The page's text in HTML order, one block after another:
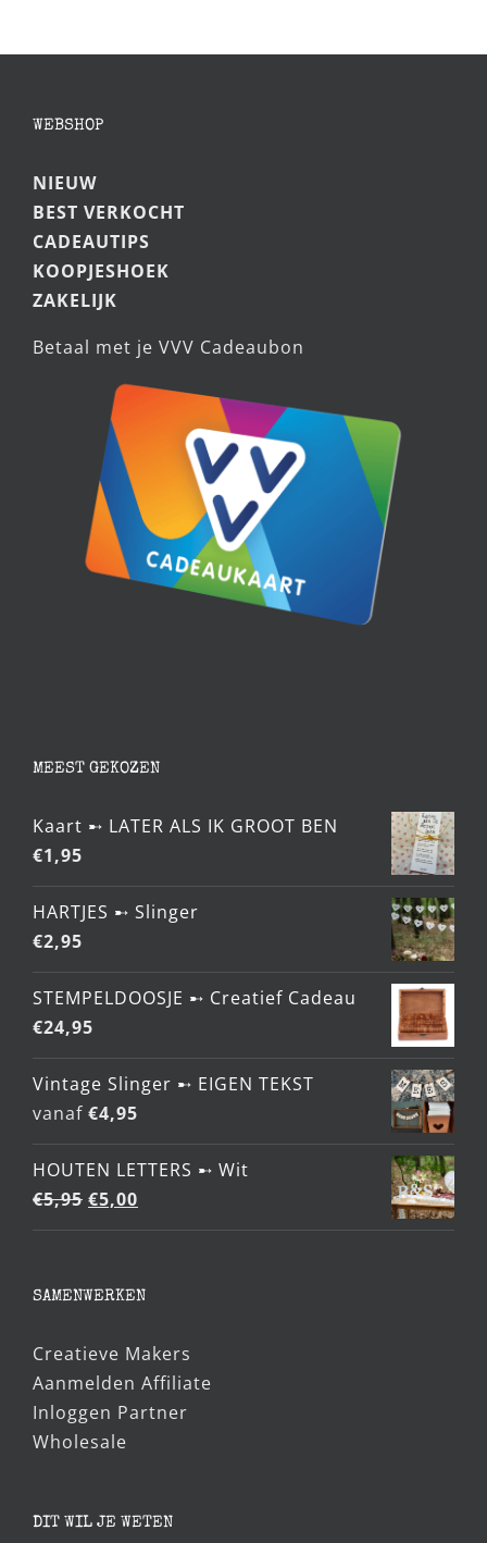
WEBSHOP
NIEUW
BEST VERKOCHT
CADEAUTIPS
KOOPJESHOEK
ZAKELIJK
Betaal met je VVV Cadeaubon
MEEST GEKOZEN
Kaart ➸ LATER ALS IK GROOT BEN
€1,95
HARTJES ➸ Slinger
€2,95
STEMPELDOOSJE ➸ Creatief Cadeau
€24,95
Vintage Slinger ➸ EIGEN TEKST
vanaf €4,95
HOUTEN LETTERS ➸ Wit
€5,95 Oorspronkelijke
prijs
€5,95.
€5,00
prijs
€5,00.
SAMENWERKEN
Creatieve Makers
Aanmelden Affiliate
Inloggen Partner
Wholesale
DIT WIL JE WETEN